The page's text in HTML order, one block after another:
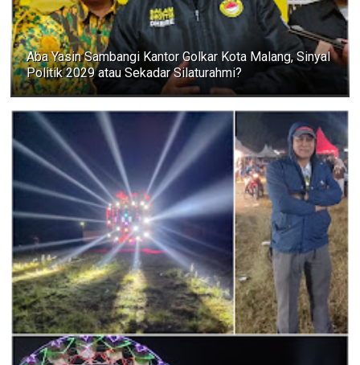
Aba Yasin Sambangi Kantor Golkar Kota Malang, Sinyal
Politik 2029 atau Sekadar Silaturahmi?